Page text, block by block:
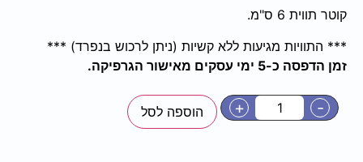
קוטר תווית 6 ס"מ.
*** התוויות מגיעות ללא קשיות (ניתן לרכוש בנפרד) ***
זמן הדפסה כ-5 ימי עסקים מאישור הגרפיקה.
-
+ הוספה לסל